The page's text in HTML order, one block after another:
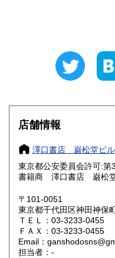
600
大阪府
奈良県
鳥取県
岡山県
山口県 600
香川県 600
店舗情報
澤口書店 巌松堂ビ
東京都公安委員会許可:
書籍商 澤口書店 巌松
〒101-0051
東京都千代田区神田神
ＴＥＬ：03-3233-0455
ＦＡＸ：03-3233-0455
Email：
担当者：-